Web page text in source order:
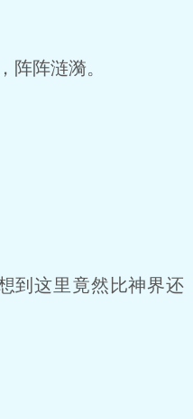
阵涟漪。
到这里竟然比神界还